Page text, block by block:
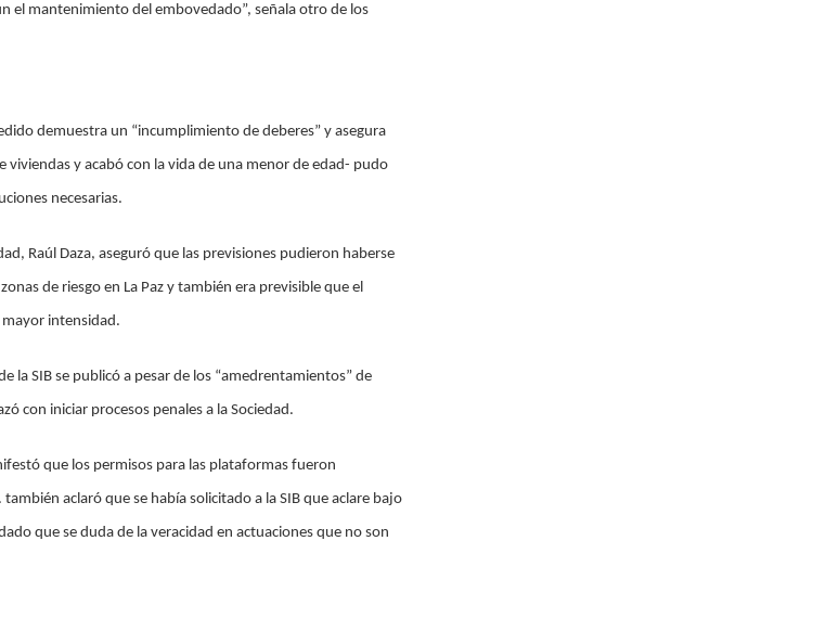
el mantenimiento del embovedado”, señala otro de los
demuestra un “incumplimiento de deberes” y asegura
viviendas y acabó con la vida de una menor de edad- pudo
necesarias.
Raúl Daza, aseguró que las previsiones pudieron haberse
de riesgo en La Paz y también era previsible que el
intensidad.
la SIB se publicó a pesar de los “amedrentamientos” de
con iniciar procesos penales a la Sociedad.
que los permisos para las plataformas fueron
aclaró que se había solicitado a la SIB que aclare bajo
que se duda de la veracidad en actuaciones que no son